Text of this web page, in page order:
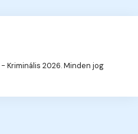
Kriminális 2026. Minden jog